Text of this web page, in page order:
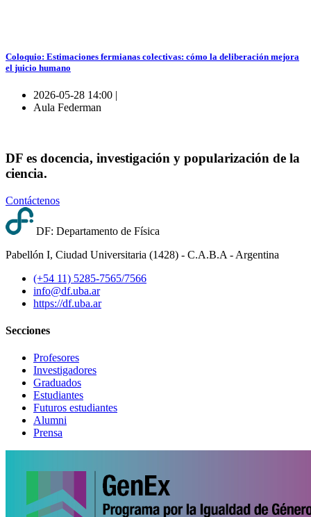
Coloquio: Estimaciones fermianas colectivas: cómo la deliberación mejora
el juicio humano
2026-05-28 14:00 |
Aula Federman
DF es docencia, investigación y popularización de la
ciencia.
Contáctenos
DF: Departamento de Física
Pabellón I, Ciudad Universitaria (1428) - C.A.B.A - Argentina
(+54 11) 5285-7565/7566
info@df.uba.ar
https://df.uba.ar
Secciones
Profesores
Investigadores
Graduados
Estudiantes
Futuros estudiantes
Alumni
Prensa